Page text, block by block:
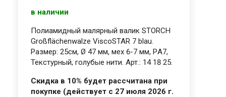
в наличии
Полиамидный малярный валик STORCH
Großflächenwalze ViscoSTAR 7 blau.
Размер: 25см, Ø 47 мм, мех 6-7 мм, PА7,
Текстурный, голубые нити. Арт.: 14 18 25.
Скидка в 10% будет рассчитана при
покупке (действует с 27 июля 2026 г.